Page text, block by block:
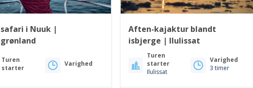
i Nuuk |
Turen
starter
Varighed
Aften-kajaktur blandt
isbjerge | Ilulissat
Turen
starter
Ilulissat
Varighed
3 timer